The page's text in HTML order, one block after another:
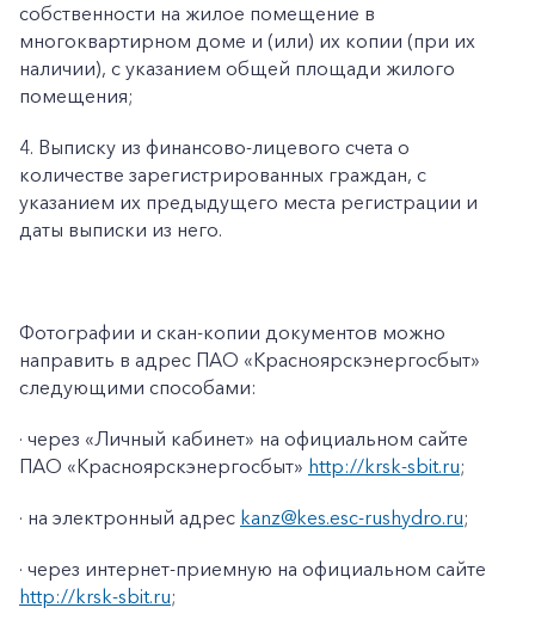
собственности на жилое помещение в
многоквартирном доме и (или) их копии (при их
наличии), с указанием общей площади жилого
помещения;
4. Выписку из финансово-лицевого счета о
количестве зарегистрированных граждан, с
указанием их предыдущего места регистрации и
даты выписки из него.
Фотографии и скан-копии документов можно
направить в адрес ПАО «Красноярскэнергосбыт»
следующими способами:
· через «Личный кабинет» на официальном сайте
ПАО «Красноярскэнергосбыт» http://krsk-sbit.ru;
· на электронный адрес kanz@kes.esc-rushydro.ru;
· через интернет-приемную на официальном сайте
http://krsk-sbit.ru;